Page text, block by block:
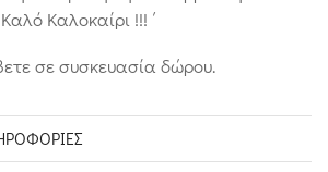
Καλοκαίρι !!! ΄
σε συσκευασία δώρου.